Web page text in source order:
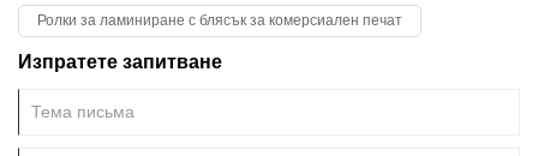
Ролки за ламиниране с блясък за комерсиален печат
Изпратете запитване